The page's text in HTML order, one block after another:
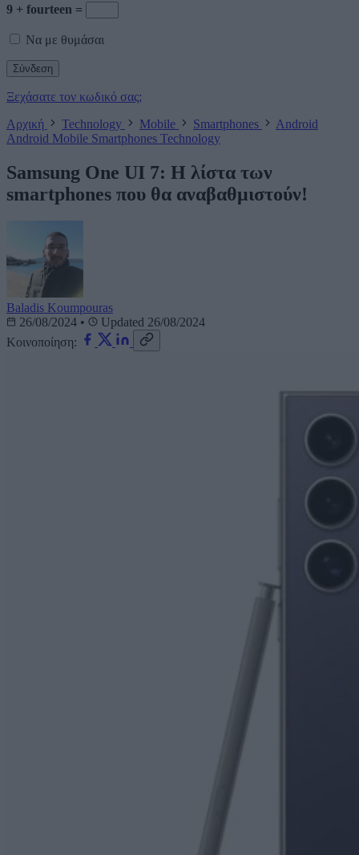
9 + fourteen =
Να με θυμάσαι
Ξεχάσατε τον κωδικό σας;
Αρχική
Technology Mobile Smartphones
Android
Android Mobile Smartphones Technology
Samsung One UI 7: Η λίστα των
smartphones που θα αναβαθμιστούν!
Baladis Koumpouras
26/08/2024 •
Updated 26/08/2024
Κοινοποίηση: